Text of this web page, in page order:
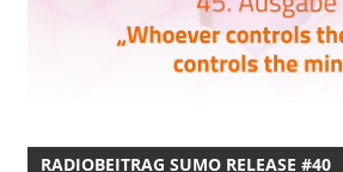
RADIOBEITRAG SUMO RELEASE #40